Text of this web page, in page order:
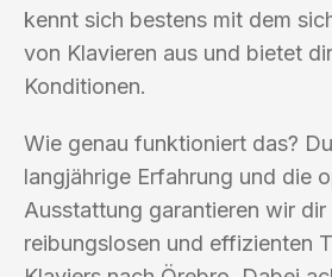
kennt sich bestens mit dem
von Klavieren aus und bietet
Konditionen.
Wie genau funktioniert das?
langjährige Erfahrung und die
Ausstattung garantieren wir dir
reibungslosen und effizienten